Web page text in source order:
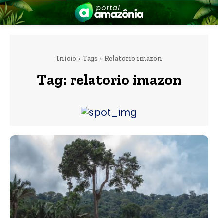
Início Tags Relatorio imazon
Tag: relatorio imazon